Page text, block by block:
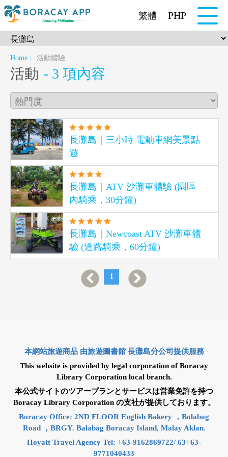
繁體 PHP
Home 〉 活動體驗
活動 - 3 項內容
長灘島｜三小時 電動車網美景點
遊
長灘島｜ATV 沙灘車體驗 (園區
內騎乘，30分鐘)
長灘島｜Newcoast ATV 沙灘車體
驗 (道路騎乘，60分鐘)
1
本網站旅遊商品 由旅遊圖書館 長灘島分公司提供服務
This website is provided by legal corporation of Boracay
Library Corporation local branch.
本公式サイトのツアープランとサービスは営業免許を持つ
Boracay Library Corporation の支社が提供しております。
Boracay Office: 2ND FLOOR English Bakery ，Bolabog
Road ，BRGY. Balabag Boracay Island, Malay Aklan.
Hoyatt Travel Agency Tel: +63-9162869722/ 63+63-
9771040433